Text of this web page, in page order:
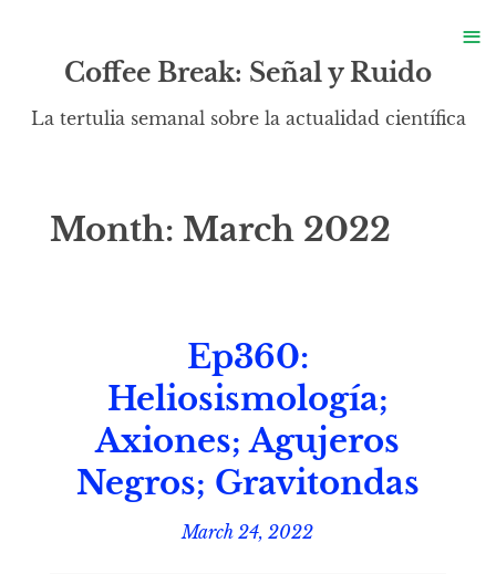
Coffee Break: Señal y Ruido
La tertulia semanal sobre la actualidad científica
Month: March 2022
Ep360:
Heliosismología;
Axiones; Agujeros
Negros; Gravitondas
March 24, 2022
≡